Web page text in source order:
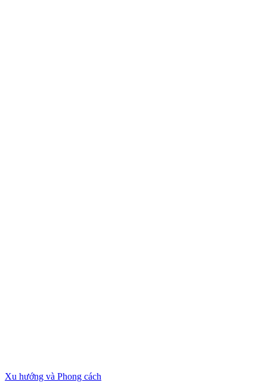
Xu hướng và Phong cách